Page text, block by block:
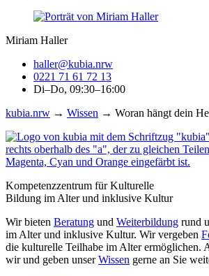
Miriam Haller
haller@kubia.nrw
0221 71 61 72 13
Di–Do, 09:30–16:00
kubia.nrw → Wissen → Woran hängt dein
Kompetenzzentrum für Kulturelle
Bildung im Alter und inklusive Kultur
Wir bieten Beratung und Weiterbildung rund
im Alter und inklusive Kultur. Wir vergeben
die kulturelle Teilhabe im Alter ermöglichen.
wir und geben unserWissen gerne an Sie